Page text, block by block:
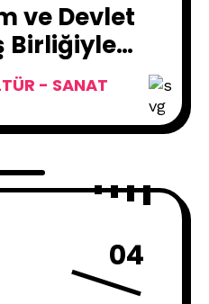
ve Devlet
Birliğiyle
Tiyatro
- SANAT
04